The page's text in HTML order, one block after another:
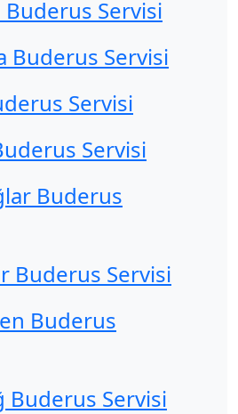
Buderus Servisi
Buderus Servisi
Servisi
Servisi
Buderus
Buderus Servisi
Buderus
Buderus Servisi